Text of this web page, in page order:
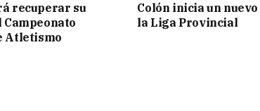
recuperar su
Atletismo
Colón inicia un
la Liga Provincial